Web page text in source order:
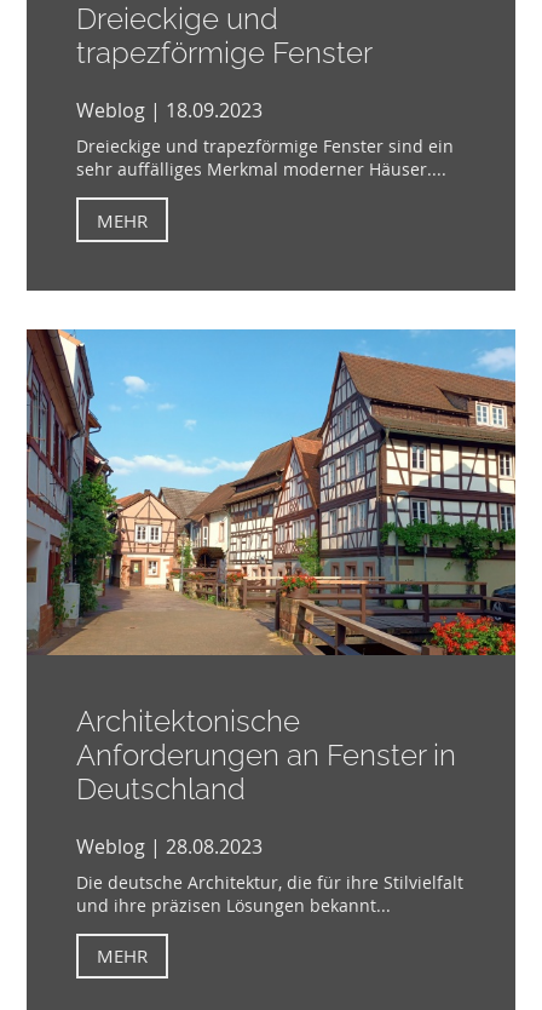
Dreieckige und
trapezförmige Fenster
Weblog | 18.09.2023
Dreieckige und trapezförmige Fenster sind ein
sehr auffälliges Merkmal moderner Häuser....
MEHR
Architektonische
Anforderungen an Fenster in
Deutschland
Weblog | 28.08.2023
Die deutsche Architektur, die für ihre Stilvielfalt
und ihre präzisen Lösungen bekannt...
MEHR